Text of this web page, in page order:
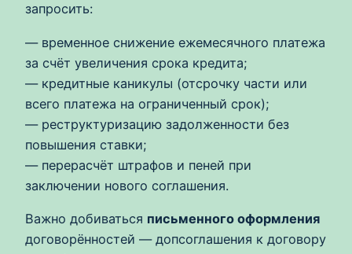
запросить:
— временное снижение ежемесячного платежа
за счёт увеличения срока кредита;
— кредитные каникулы (отсрочку части или
всего платежа на ограниченный срок);
— реструктуризацию задолженности без
повышения ставки;
— перерасчёт штрафов и пеней при
заключении нового соглашения.
Важно добиваться письменного оформления
договорённостей — допсоглашения к договору